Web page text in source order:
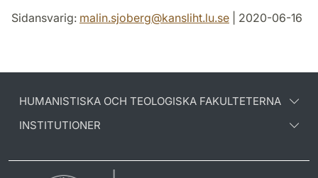
Sidansvarig: malin.sjoberg@kansliht.lu.se | 2020-06-16
HUMANISTISKA OCH TEOLOGISKA FAKULTETERNA
INSTITUTIONER